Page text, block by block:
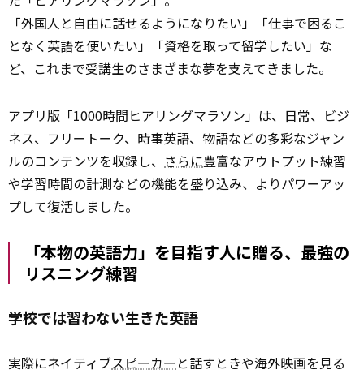
「外国人と自由に話せるようになりたい」「仕事で困るこ
となく英語を使いたい」「資格を取って留学したい」な
ど、これまで受講生のさまざまな夢を支えてきました。
アプリ版「1000時間ヒアリングマラソン」は、日常、ビジ
ネス、フリートーク、時事英語、物語などの多彩なジャン
ルのコンテンツを収録し、 さらに豊富なアウトプット練習
や学習時間の計測などの機能を盛り込み、よりパワーアッ
プして復活しました。
「本物の英語力」を目指す人に贈る、最強の
リスニング練習
学校では習わない生きた英語
実際にネイティブスピーカー と話すときや海外映画を見る